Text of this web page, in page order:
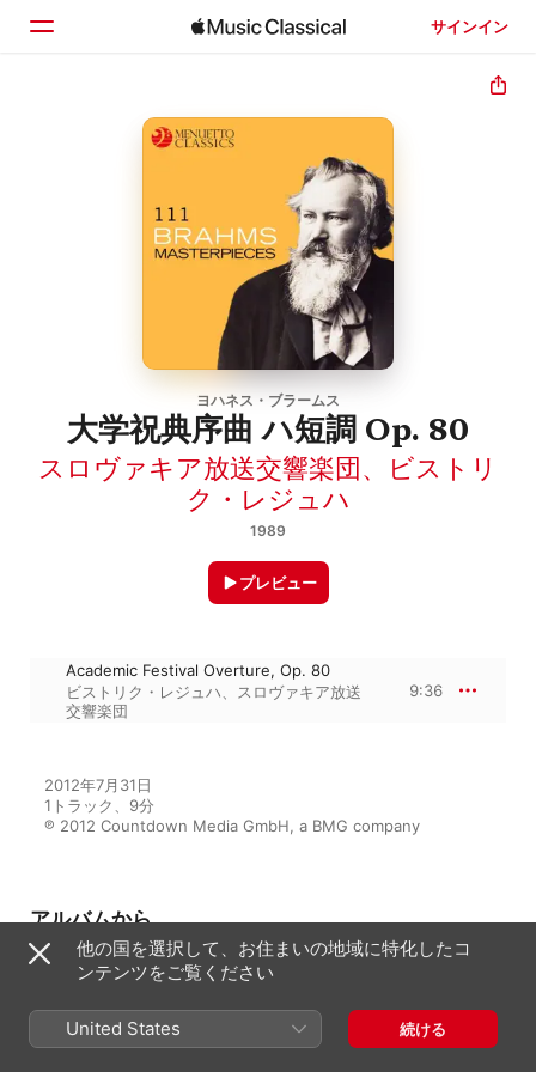
サインイン
ヨハネス・ブラームス
大学祝典序曲 ハ短調 Op. 80
スロヴァキア放送交響楽団、
ビストリ
ク・レジュハ
1989
プレビュー
Academic Festival Overture, Op. 80
ビストリク・レジュハ
スロヴァキア放送
交響楽団
9:36
2012年7月31日
1トラック、9分
℗ 2012 Countdown Media GmbH, a BMG company
アルバムから
111 Brahms Masterpieces
V.A.
他の国を選択して、お住まいの地域に特化したコ
ンテンツをご覧ください
United States 続ける